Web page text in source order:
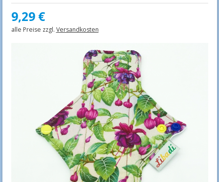
9,29 €
alle Preise zzgl. Versandkosten